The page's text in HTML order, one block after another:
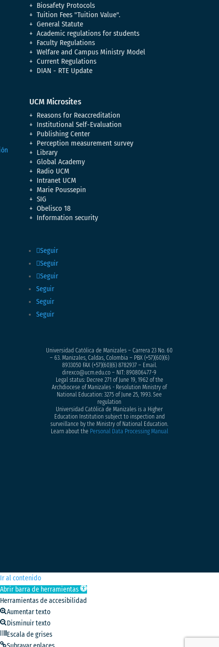
Biosafety Protocols
Tuition Fees "Tuition Value".
General Statute
Academic regulations for students
Faculty Regulations
Welfare and Campus Ministry Model
Current Regulations
DIAN - RTE Update
UCM Microsites
Reasons for Reaccreditation
Institutional Self-Evaluation
Publishing Center
Perception measurement survey
Library
Global Academy
Radio UCM
Intranet UCM
Marie Poussepin
SIG
Obelisco 18
Information security
Seguir
Seguir
Seguir
Seguir
Seguir
Seguir
Universidad Católica de Manizales – Carrera 23 No. 60
– 63. Manizales, Caldas, Colombia – PBX (+57)(60)(6)
8933050FAX (+57)(60)(6) 8782937 – Email.
direxco@ucm.edu.co – NIT: 890806477-9
Legal status: Decree 271 of June 19, 1962 of the
Archdiocese of Manizales - Resolution Ministry of
National Education: 3275 of June 25, 1993. See
regulation
Universidad Católica de Manizales is a Higher
Education Institution subject to inspection and
surveillance by the Ministry of National Education.
Learn about the Personal Data Processing Manual
Ir al contenido
Abrir barra de herramientas
Herramientas de accesibilidad
Aumentar texto
Disminuir texto
Escala de grises